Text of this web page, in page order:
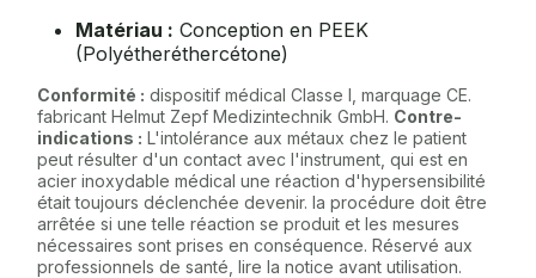
Matériau : Conception en PEEK
(Polyétheréthercétone)
Conformité : dispositif médical Classe I, marquage CE.
fabricant Helmut Zepf Medizintechnik GmbH. Contre-
indications : L'intolérance aux métaux chez le patient
peut résulter d'un contact avec l'instrument, qui est en
acier inoxydable médical une réaction d'hypersensibilité
était toujours déclenchée devenir. la procédure doit être
arrêtée si une telle réaction se produit et les mesures
nécessaires sont prises en conséquence. Réservé aux
professionnels de santé, lire la notice avant utilisation.